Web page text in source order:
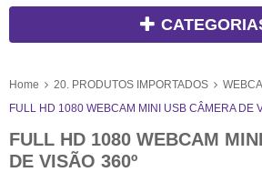
Home 20. PRODUTOS IMPORTADOS
FULL HD 1080 WEBCAM MINI USB CÂMERA DE
FULL HD 1080 WEBCAM
DE VISÃO 360º